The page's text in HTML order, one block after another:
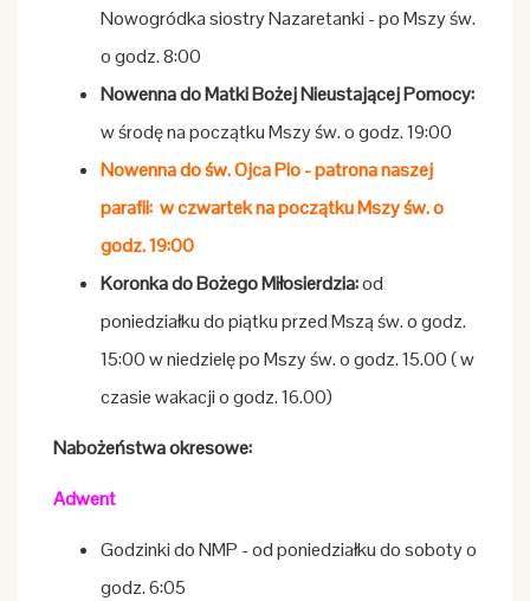
Nowogródka siostry Nazaretanki - po Mszy św.
o godz. 8:00
Nowenna do Matki Bożej Nieustającej Pomocy:
w środę na początku Mszy św. o godz. 19:00
Nowenna do św. Ojca Pio - patrona naszej
parafii: w czwartek na początku Mszy św. o
godz. 19:00
Koronka do Bożego Miłosierdzia:od
poniedziałku do piątku przed Mszą św. o godz.
15:00 w niedzielę po Mszy św. o godz. 15.00 ( w
czasie wakacji o godz. 16.00)
Nabożeństwa okresowe:
Adwent
Godzinki do NMP - od poniedziałku do soboty o
godz. 6:05